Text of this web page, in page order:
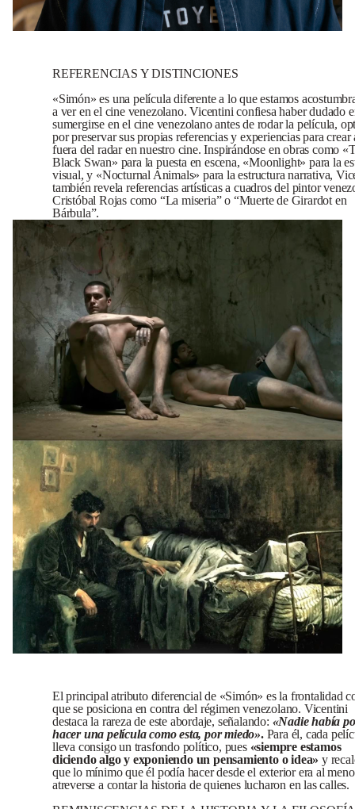
REFERENCIAS Y DISTINCIONES
«Simón» es una película diferente a lo que estamos
a ver en el cine venezolano. Vicentini confiesa haber dudado
sumergirse en el cine venezolano antes de rodar la película,
por preservar sus propias referencias y experiencias para crear
fuera del radar en nuestro cine. Inspirándose en obras como
Black Swan» para la puesta en escena, «Moonlight» para la
visual, y «Nocturnal Animals» para la estructura narrativa,
también revela referencias artísticas a cuadros del pintor
Cristóbal Rojas como “La miseria” o “Muerte de Girardot en
Bárbula”.
El principal atributo diferencial de «Simón» es la frontalidad
que se posiciona en contra del régimen venezolano. Vicentini
destaca la rareza de este abordaje, señalando: «Nadie había
hacer una película como esta, por miedo».Para él, cada
lleva consigo un trasfondo político, pues «siempre estamos
diciendo algo y exponiendo un pensamiento o idea» y
que lo mínimo que él podía hacer desde el exterior era al
atreverse a contar la historia de quienes lucharon en las calles.